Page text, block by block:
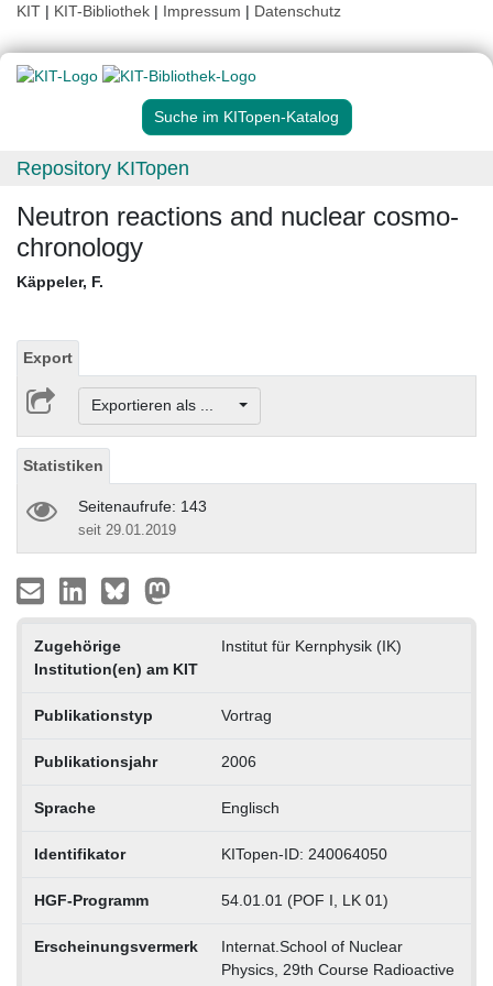
KIT | KIT-Bibliothek | Impressum | Datenschutz
Suche im KITopen-Katalog
Repository KITopen
Neutron reactions and nuclear cosmo-
chronology
Käppeler, F.
Export
Exportieren als ...
Statistiken
Seitenaufrufe: 143
seit 29.01.2019
Zugehörige
Institution(en) am KIT
Institut für Kernphysik (IK)
Publikationstyp Vortrag
Publikationsjahr 2006
Sprache Englisch
Identifikator KITopen-ID: 240064050
HGF-Programm 54.01.01 (POF I, LK 01)
Erscheinungsvermerk
Internat.School of Nuclear
Physics, 29th Course Radioactive